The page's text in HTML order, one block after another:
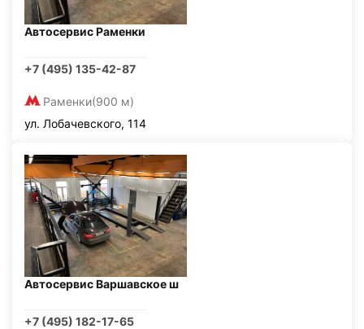
Автосервис Раменки
+7 (495) 135-42-87
Раменки(900 м)
ул. Лобачевского, 114
Автосервис Варшавское ш
+7 (495) 182-17-65